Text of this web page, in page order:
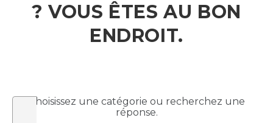
QUESTIONS SUR LES PRODUITS
? VOUS ÊTES AU BON
ENDROIT.